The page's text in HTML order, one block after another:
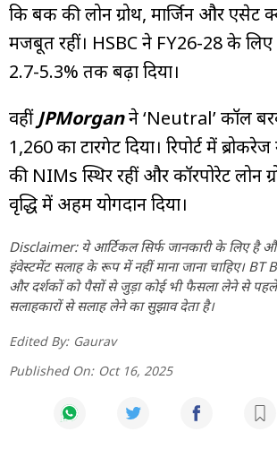
कि बैंक की लोन ग्रोथ, मार्जिन और एसेट
मजबूत रहीं। HSBC ने FY26-28 के
2.7-5.3% तक बढ़ा दिया।
वहींJPMorganने ‘Neutral’ कॉल
₹1,260 का टारगेट दिया। रिपोर्ट में
की NIMs स्थिर रहीं और कॉरपोरेट लोन
वृद्धि में अहम योगदान दिया।
Disclaimer: ये आर्टिकल सिर्फ जानकारी के लिए है
इंवेस्टमेंट सलाह के रूप में नहीं माना जाना चाहिए। BT
और दर्शकों को पैसों से जुड़ा कोई भी फैसला लेने से पहले
सलाहकारों से सलाह लेने का सुझाव देता है।
Edited By: Gaurav
Published On: Oct 16, 2025